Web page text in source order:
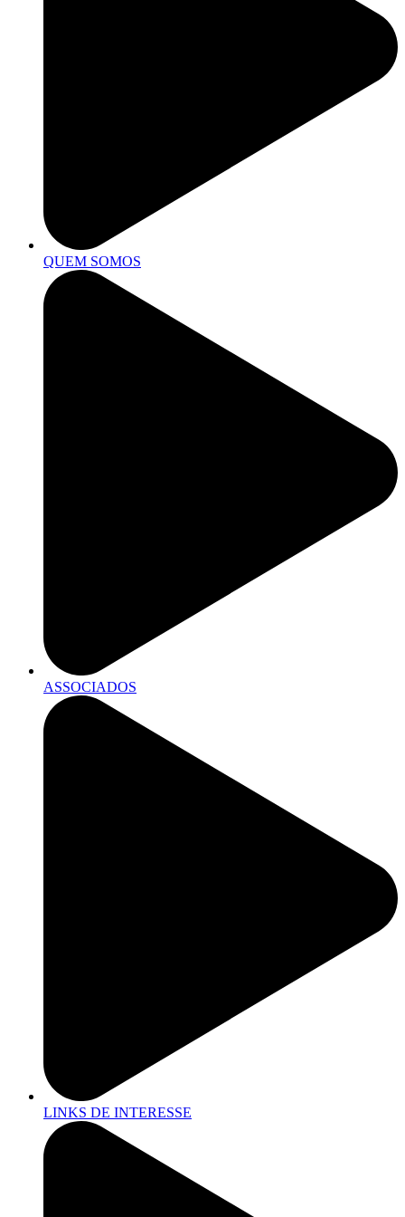
QUEM SOMOS
ASSOCIADOS
LINKS DE INTERESSE